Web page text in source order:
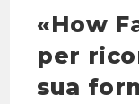
«How
per
sua